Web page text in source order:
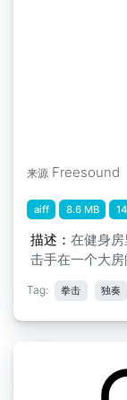
来源 Freesound
aiff 8.6 MB
描述： 在健身
击手在一个大房
Tag: 拳击 独奏